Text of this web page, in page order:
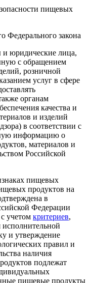
пищевых
Федерального закона
юридические лица,
с обращением
розничной
услуг в сфере
органам
качества и
и изделий
в соответствии с
информацию о
материалов и
Российской
пищевых
продуктов на
в
Федерации
учетом критериев,
и утверждение
правил и
наличия
подлежат
пищевые продукты